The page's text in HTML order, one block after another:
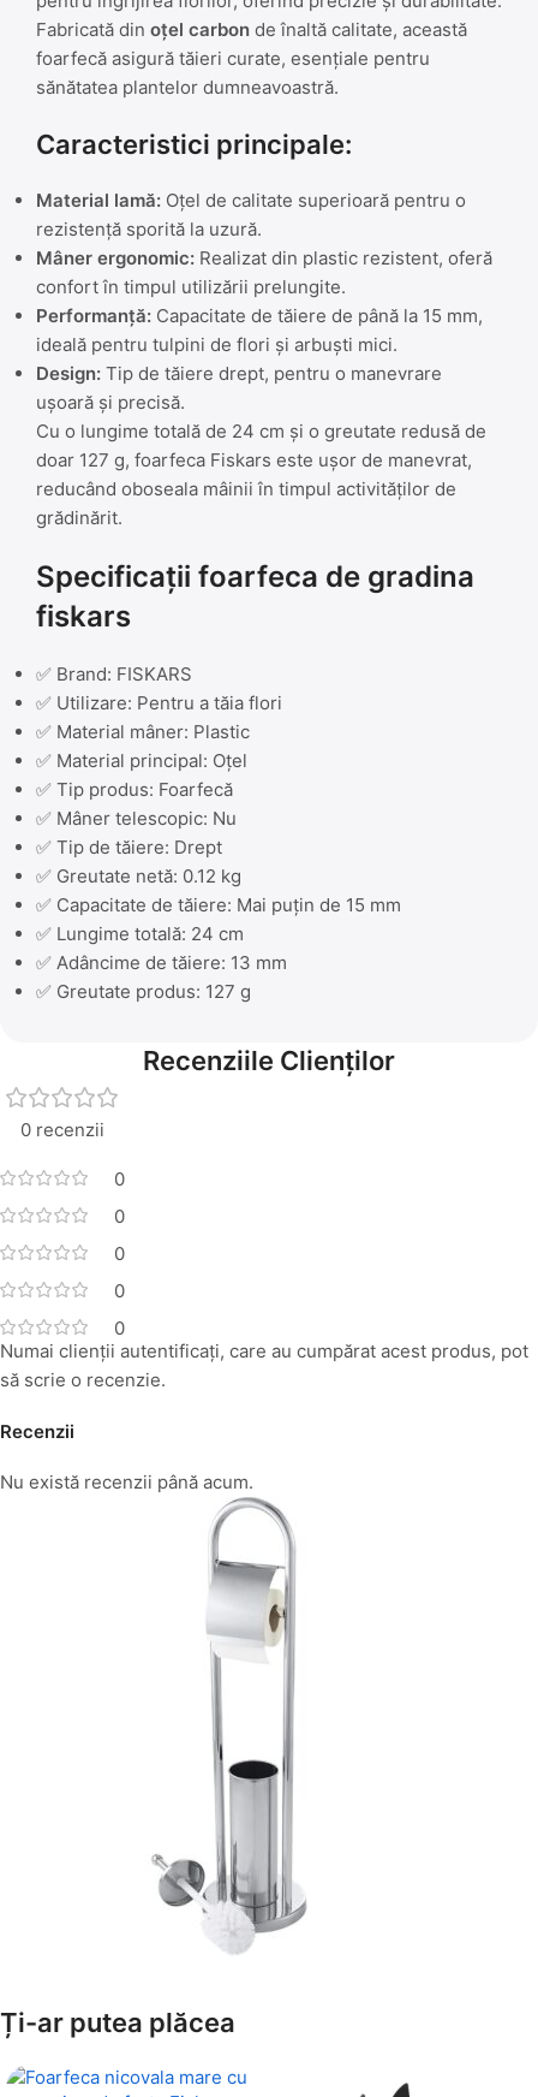
Fabricată din oțel carbon de înaltă calitate, această
foarfecă asigură tăieri curate, esențiale pentru
sănătatea plantelor dumneavoastră.
Caracteristici principale:
Material lamă: Oțel de calitate superioară pentru o
rezistență sporită la uzură.
Mâner ergonomic: Realizat din plastic rezistent, oferă
confort în timpul utilizării prelungite.
Performanță: Capacitate de tăiere de până la 15 mm,
ideală pentru tulpini de flori și arbuști mici.
Design: Tip de tăiere drept, pentru o manevrare
ușoară și precisă.
Cu o lungime totală de 24 cm și o greutate redusă de
doar 127 g, foarfeca Fiskars este ușor de manevrat,
reducând oboseala mâinii în timpul activităților de
grădinărit.
Specificații foarfeca de gradina
fiskars
✅ Brand: FISKARS
✅ Utilizare: Pentru a tăia flori
✅ Material mâner: Plastic
✅ Material principal: Oțel
✅ Tip produs: Foarfecă
✅ Mâner telescopic: Nu
✅ Tip de tăiere: Drept
✅ Greutate netă: 0.12 kg
✅ Capacitate de tăiere: Mai puțin de 15 mm
✅ Lungime totală: 24 cm
✅ Adâncime de tăiere: 13 mm
✅ Greutate produs: 127 g
Recenziile Clienților
0 recenzii
0
0
0
0
0
Recenzii
Nu există recenzii până acum.
Numai clienții autentificați, care au cumpărat acest produs, pot
să scrie o recenzie.
Suporți Hârtie Igenică
Vezi Oferta
Ți-ar putea plăcea